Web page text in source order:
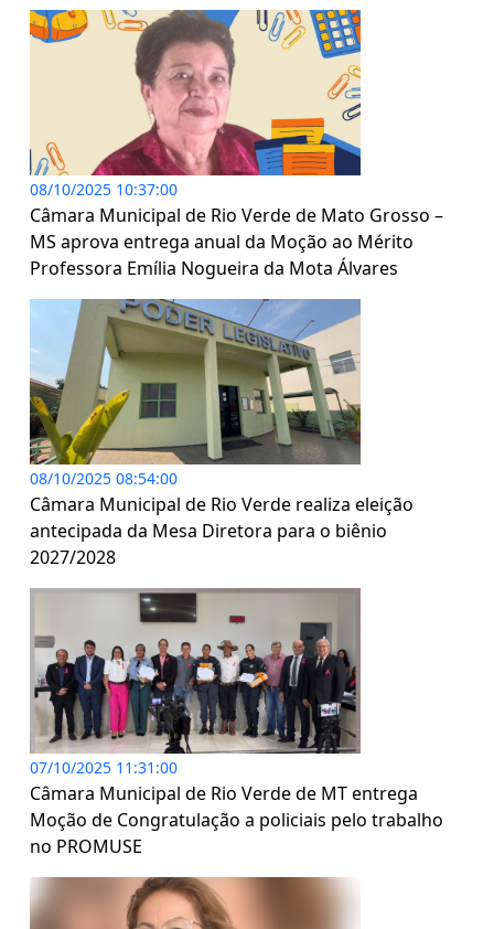
08/10/2025 10:37:00
Câmara Municipal de Rio Verde de Mato Grosso –
MS aprova entrega anual da Moção ao Mérito
Professora Emília Nogueira da Mota Álvares
08/10/2025 08:54:00
Câmara Municipal de Rio Verde realiza eleição
antecipada da Mesa Diretora para o biênio
2027/2028
07/10/2025 11:31:00
Câmara Municipal de Rio Verde de MT entrega
Moção de Congratulação a policiais pelo trabalho
no PROMUSE